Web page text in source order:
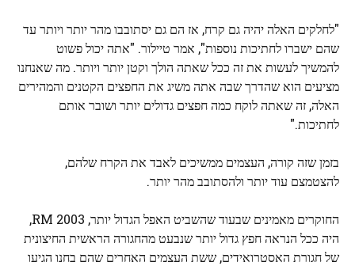
"לחלקים האלה יהיה גם קרח, אז הם גם יסתובבו מהר יותר ויותר עד
שהם ישברו לחתיכות נוספות", אמר טיילור. "אתה יכול פשוט
להמשיך לעשות את זה ככל שאתה הולך וקטן יותר ויותר. מה שאנחנו
מציעים הוא שהדרך שבה אתה משיג את החפצים הקטנים והמהירים
האלה, זה שאתה לוקח כמה חפצים גדולים יותר ושובר אותם
לחתיכות."
בזמן שזה קורה, העצמים ממשיכים לאבד את הקרח שלהם,
להצטמצם עוד יותר ולהסתובב מהר יותר.
החוקרים מאמינים שבעוד שהשביט האפל הגדול יותר, 2003 RM,
היה ככל הנראה חפץ גדול יותר שנבעט מהחגורה הראשית החיצונית
של חגורת האסטרואידים, ששת העצמים האחרים שהם בחנו הגיעו